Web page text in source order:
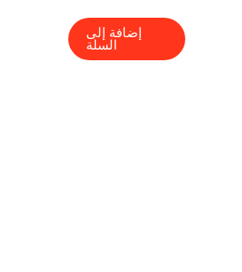
إضافة إلى
السلة